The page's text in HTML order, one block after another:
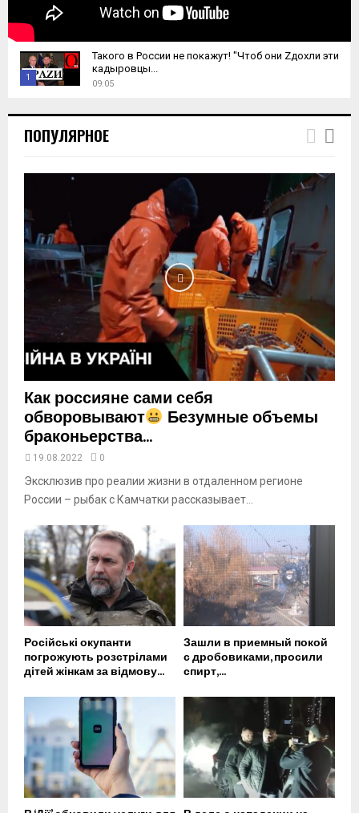
1
h
u
y
b
e
Такого в России не покажут! "Чтоб они Zдохли эти
кадыровцы...
09:05
ПОПУЛЯРНОЕ
Как россияне сами себя
обворовывают Безумные объемы
браконьерства...
19.08.2022 0
Эксклюзив про реалии жизни в отдаленном регионе
России – рыбак с Камчатки рассказывает...
Російські окупанти
погрожують розстрілами
дітей жінкам за відмову...
Зашли в приемный покой
с дробовиками, просили
спирт,...